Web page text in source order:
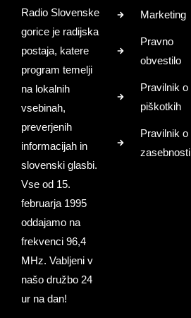
Radio Slovenske
gorice je radijska
postaja, katere
program temelji
na lokalnih
vsebinah,
preverjenih
informacijah in
slovenski glasbi.
Vse od 15.
februarja 1995
oddajamo na
frekvenci 96,4
MHz. Vabljeni v
našo družbo 24
ur na dan!
Marketing
Pravno
obvestilo
Pravilnik o
piškotkih
Pravilnik o
zasebnosti